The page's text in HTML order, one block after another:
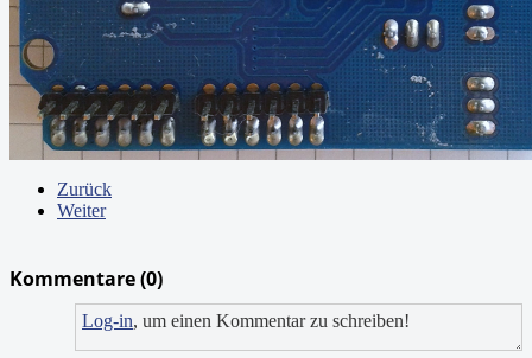
Zurück
Weiter
Kommentare (0)
Log-in, um einen Kommentar zu schreiben!